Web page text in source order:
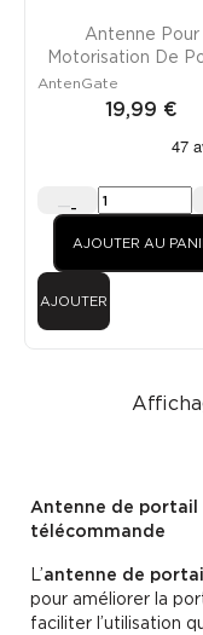
Antenne Pour
Motorisation De
AntenGate
19,99 €
-
AJOUTER AU
AJOUTER
Antenne de
télécommande
L’antenne de portail
pour améliorer la
faciliter l’utilisation